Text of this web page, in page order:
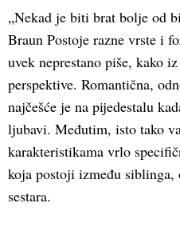
„Nekad je biti brat bolje od
Braun Postoje razne vrste i
uvek neprestano piše, kako
perspektive. Romantična,
najčešće je na pijedestalu
ljubavi. Međutim, isto tako
karakteristikama vrlo
koja postoji između siblinga,
sestara.